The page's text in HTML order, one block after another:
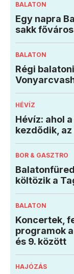
BALATON
Egy napra
sakk
BALATON
Régi
HÉVÍZ
Hévíz: ahol
kezdődik,
BOR & GASZTRO
költözik a
BALATON
Koncertek,
programok
és 9. között
HAJÓZÁS